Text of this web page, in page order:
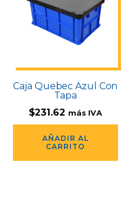
Caja Quebec Azul Con
Tapa
$231.62 más IVA
AÑADIR AL
CARRITO